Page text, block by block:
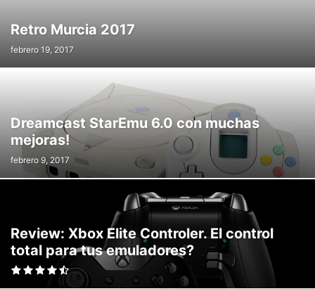
Retro Murcia 2017
febrero 19, 2017
Dreamcast StarEmu 6.0 con muchas
mejoras!
febrero 9, 2017
Review: Xbox Elite Controler. El control
total para tus emuladores?